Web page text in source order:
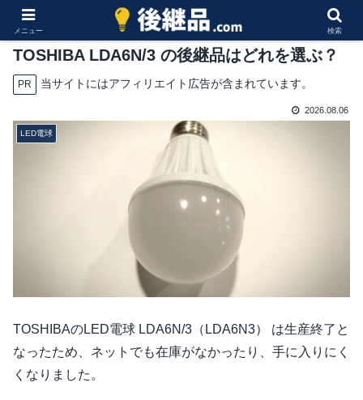
TOSHIBA LDA6N/3 の後継品はどれを選ぶ？
PR 当サイトにはアフィリエイト広告が含まれています。
2026.08.06
LED電球
TOSHIBAのLED電球 LDA6N/3（LDA6N3） は生産終了と
なったため、ネットでも在庫がなかったり、手に入りにく
くなりました。
メニュー 検索